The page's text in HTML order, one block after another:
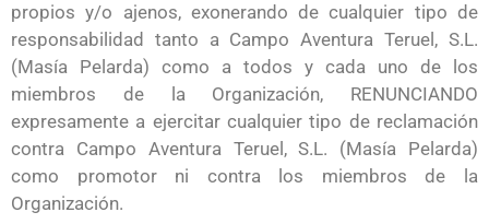
propios y/o ajenos, exonerando de cualquier tipo de
responsabilidad tanto a Campo Aventura Teruel, S.L.
(Masía Pelarda) como a todos y cada uno de los
miembros de la Organización, RENUNCIANDO
expresamente a ejercitar cualquier tipo de reclamación
contra Campo Aventura Teruel, S.L. (Masía Pelarda)
como promotor ni contra los miembros de la
Organización.